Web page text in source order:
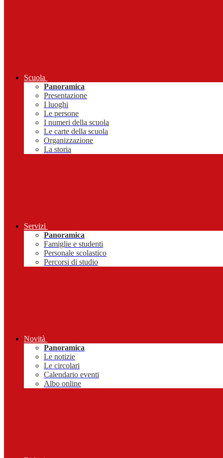
Scuola
Panoramica
Presentazione
I luoghi
Le persone
I numeri della scuola
Le carte della scuola
Organizzazione
La storia
Servizi
Panoramica
Famiglie e studenti
Personale scolastico
Percorsi di studio
Novità
Panoramica
Le notizie
Le circolari
Calendario eventi
Albo online